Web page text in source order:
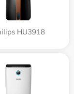
HU3918